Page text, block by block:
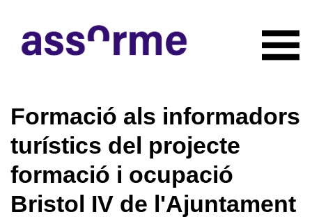
NOTICIAS
CONÓCENOS
Quiénes somos
Organigrama
Servicios
Actividades
COLABORADORES
RECURSOS
CONTACTO
Formació als informadors
turístics del projecte
formació i ocupació
Bristol IV de l'Ajuntament